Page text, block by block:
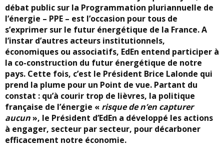
débat public sur la Programmation pluriannuelle de
l’énergie – PPE – est l’occasion pour tous de
s’exprimer sur le futur énergétique de la France. A
l’instar d’autres acteurs institutionnels,
économiques ou associatifs, EdEn entend participer à
la co-construction du futur énergétique de notre
pays. Cette fois, c’est le Président Brice Lalonde qui
prend la plume pour un Point de vue. Partant du
constat : qu’à courir trop de lièvres, la politique
française de l’énergie « risque de n’en capturer
aucun», le Président d’EdEn a développé les actions
à engager, secteur par secteur, pour décarboner
efficacement notre économie.